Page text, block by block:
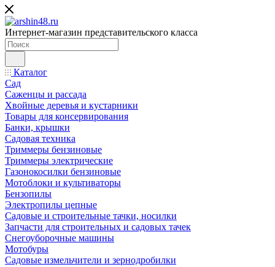
Интернет-магазин представительского класса
Каталог
Сад
Саженцы и рассада
Хвойные деревья и кустарники
Товары для консервирования
Банки, крышки
Садовая техника
Триммеры бензиновые
Триммеры электрические
Газонокосилки бензиновые
Мотоблоки и культиваторы
Бензопилы
Электропилы цепные
Садовые и строительные тачки, носилки
Запчасти для строительных и садовых тачек
Снегоуборочные машины
Мотобуры
Садовые измельчители и зернодробилки